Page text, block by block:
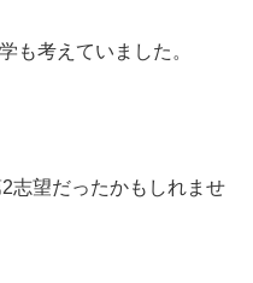
も考えていました。
志望だったかもしれませ